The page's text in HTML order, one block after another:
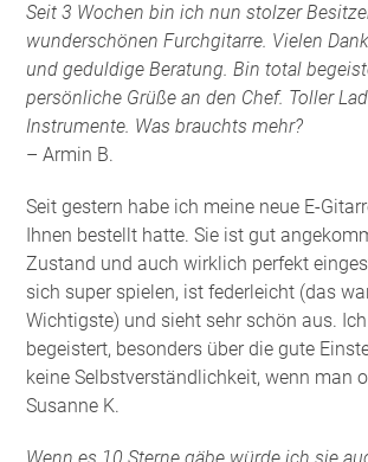
Seit 3 Wochen bin ich nun stolzer
wunderschönen Furchgitarre. Vielen
und geduldige Beratung. Bin total
persönliche Grüße an den Chef. Toller
Instrumente. Was brauchts mehr?
– Armin B.
Seit gestern habe ich meine neue E-
Ihnen bestellt hatte. Sie ist gut
Zustand und auch wirklich perfekt
sich super spielen, ist federleicht (das
Wichtigste) und sieht sehr schön aus.
begeistert, besonders über die gute
keine Selbstverständlichkeit, wenn man
Susanne K.